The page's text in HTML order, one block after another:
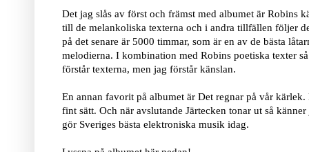
Det jag slås av först och främst med albumet är Robins
till de melankoliska texterna och i andra tillfällen följer
på det senare är 5000 timmar, som är en av de bästa
melodierna. I kombination med Robins poetiska texter
förstår texterna, men jag förstår känslan.
En annan favorit på albumet är Det regnar på vår
fint sätt. Och när avslutande Järtecken tonar ut så
gör Sveriges bästa elektroniska musik idag.